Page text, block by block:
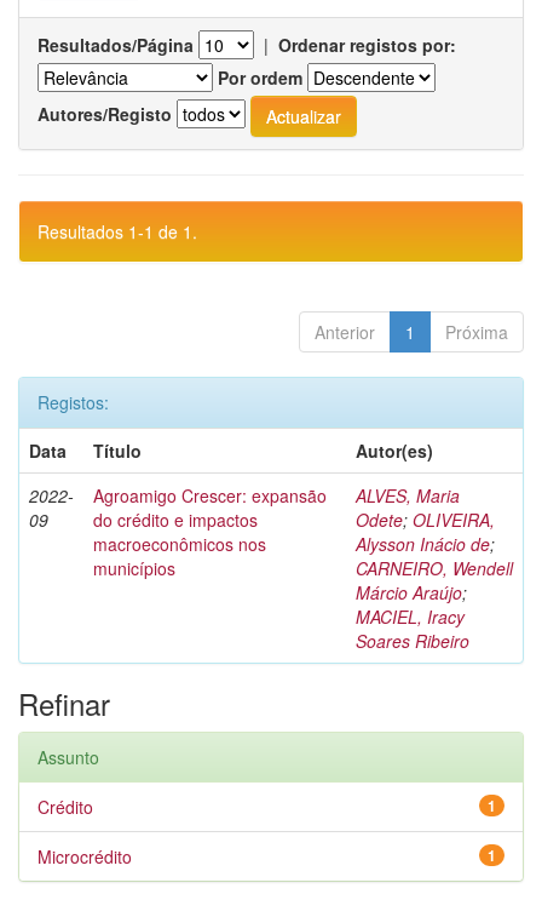
Resultados/Página | Ordenar registos por:
Por ordem
Autores/Registo
Resultados 1-1 de 1.
Anterior 1 Próxima
Registos:
Data
Título
Autor(es)
2022-
09
Agroamigo Crescer: expansão
do crédito e impactos
macroeconômicos nos
municípios
ALVES, Maria
Odete; OLIVEIRA,
Alysson Inácio de;
CARNEIRO, Wendell
Márcio Araújo;
MACIEL, Iracy
Soares Ribeiro
Refinar
Assunto
1
Crédito
1
Microcrédito